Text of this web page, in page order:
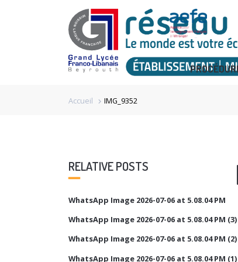
Accueil chevron_right IMG_9352
RELATIVE POSTS
WhatsApp Image 2026-07-06 at 5.08.04 PM
WhatsApp Image 2026-07-06 at 5.08.04 PM (3)
WhatsApp Image 2026-07-06 at 5.08.04 PM (2)
WhatsApp Image 2026-07-06 at 5.08.04 PM (1)